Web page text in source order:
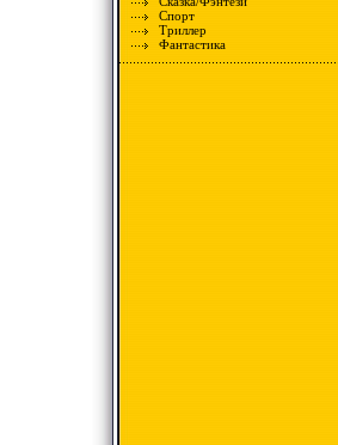
Спорт
Триллер
Фантастика